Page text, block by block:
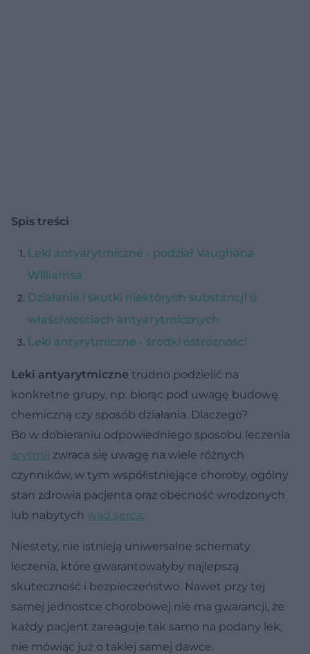
Spis treści
Leki antyarytmiczne - podział Vaughana
Williamsa
Działanie i skutki niektórych substancji o
właściwościach antyarytmicznych
Leki antyrytmiczne - środki ostrożności
Leki antyarytmiczne trudno podzielić na
konkretne grupy, np. biorąc pod uwagę budowę
chemiczną czy sposób działania. Dlaczego?
Bo w dobieraniu odpowiedniego sposobu leczenia
arytmii zwraca się uwagę na wiele różnych
czynników, w tym współistniejące choroby, ogólny
stan zdrowia pacjenta oraz obecność wrodzonych
lub nabytych wad serca.
Niestety, nie istnieją uniwersalne schematy
leczenia, które gwarantowałyby najlepszą
skuteczność i bezpieczeństwo. Nawet przy tej
samej jednostce chorobowej nie ma gwarancji, że
każdy pacjent zareaguje tak samo na podany lek,
nie mówiąc już o takiej samej dawce.